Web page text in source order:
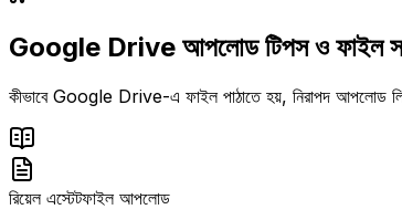
Google Drive আপলোড টিপস ও ফাইল
কীভাবে Google Drive-এ ফাইল পাঠাতে হয়, নিরাপদ আপলোড
রিয়েল এস্টেটফাইল আপলোড